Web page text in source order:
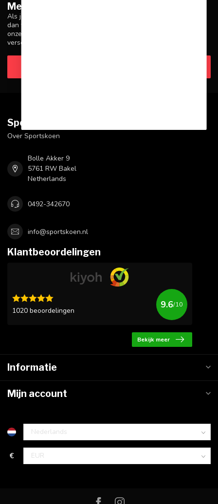
Meer informatie
Als je vragen hebt over onze producten of je aankoop, zorg er
dan voor dat je onze klantenservicepagina bezoekt. Hier vind je
onze bedrijfsgegevens, antwoorden op veelgestelde vragen en
verschillende manieren om contact met ons op te nemen.
Sportskoen.nl
Over Sportskoen
Bolle Akker 9
5761 RW Bakel
Netherlands
0492-342670
info@sportskoen.nl
Klantbeoordelingen
1020 beoordelingen
9.6/10
Bekijk meer
Informatie
Mijn account
€